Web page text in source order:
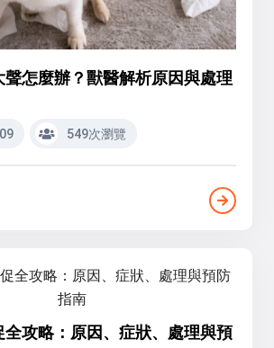
怎麼辦？獸醫解析原因與處理
549次瀏覽
攻略：原因、症狀、處理與預